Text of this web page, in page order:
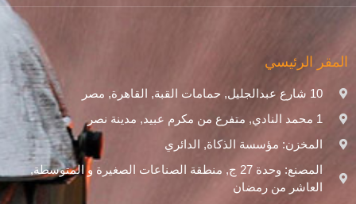
المقر الرئيسي
10 شارع عبدالجليل, حمامات القبة, القاهرة, مصر
1 محمد النادي, متفرع من مكرم عبيد, مدينة نصر
المخزن: مؤسسة الذكاة, الدائري
المصنع: وحدة 27 ج, منطقة الصناعات الصغيرة و المتوسطة,
العاشر من رمضان